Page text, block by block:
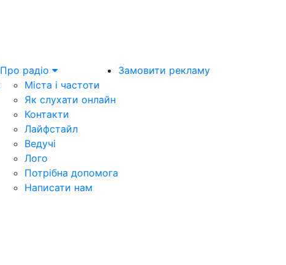
Про радіо
Міста і частоти
Як слухати онлайн
Контакти
Лайфстайл
Ведучі
Лого
Потрібна допомога
Написати нам
Замовити рекламу